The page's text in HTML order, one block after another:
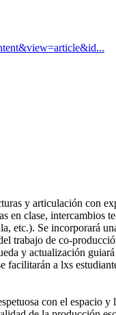
y articulación con
en clase, intercambios
etc.). Se incorporará
trabajo de co-
y actualización
a lxs
con el espacio